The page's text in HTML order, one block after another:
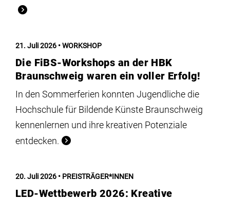
21. Juli 2026 WORKSHOP
Die FiBS-Workshops an der HBK
Braunschweig waren ein voller Erfolg!
In den Sommerferien konnten Jugendliche die
Hochschule für Bildende Künste Braunschweig
kennenlernen und ihre kreativen Potenziale
entdecken.
20. Juli 2026 PREISTRÄGER*INNEN
LED-Wettbewerb 2026: Kreative